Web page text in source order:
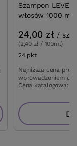
Szampon
włosów 1000 ml
24,00 zł / szt.
(2,40 zł / 100ml)
24 pktpunktów
Najniższa cena
wprowadzeniem
Cena katalogowa: